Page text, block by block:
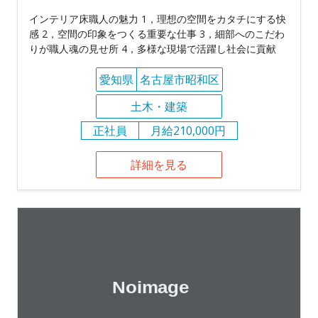
インテリア床職人の魅力 1，理想の空間をカタチにする快
感 2，空間の印象をつくる重要な仕事 3，細部へのこだわ
りが職人魂の見せ所 4，多様な現場で活躍し社会に貢献
愛知県 名古屋市昭和区
土木・建築
正社員
月給210,000円
詳細を見る